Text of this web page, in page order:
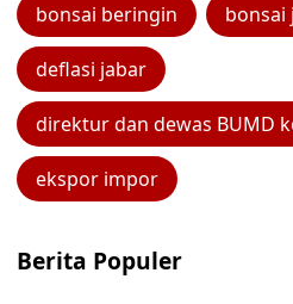
bonsai beringin bonsai
deflasi jabar
direktur dan dewas BUMD
ekspor impor
Berita Populer